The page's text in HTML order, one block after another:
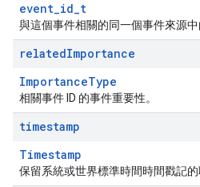
event_id_t
與這個事件相關的同一個事件來源中
relatedImportance
ImportanceType
相關事件 ID 的事件重要性。
timestamp
Timestamp
保留系統或世界標準時間時間戳記的